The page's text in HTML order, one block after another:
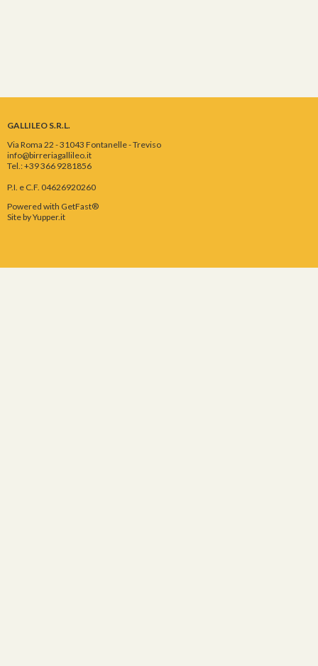
GALLILEO S.R.L.
Via Roma 22 - 31043 Fontanelle - Treviso
info@birreriagallileo.it
Tel.: +39 366 9281856
P.I. e C.F. 04626920260
Powered with GetFast®
Site byYupper.it